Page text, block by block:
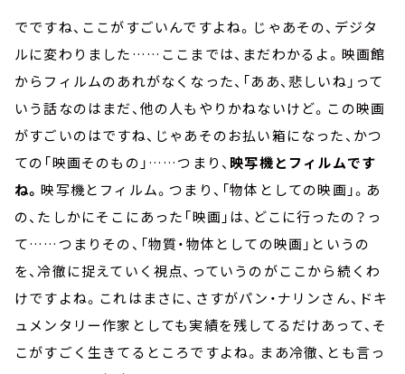
でですね、ここがすごいんですよね。じゃあその、デジタ
ルに変わりました……ここまでは、まだわかるよ。映画館
からフィルムのあれがなくなった、「ああ、悲しいね」って
いう話なのはまだ、他の人もやりかねないけど。この映画
がすごいのはですね、じゃあそのお払い箱になった、かつ
ての「映画そのもの」……つまり、 映写機とフィルムです
ね。映写機とフィルム。つまり、「物体としての映画」。あ
の、たしかにそこにあった「映画」は、どこに行ったの？っ
て……つまりその、「物質・物体としての映画」というの
を、冷徹に捉えていく視点、っていうのがここから続くわ
けですよね。これはまさに、さすがパン・ナリンさん、ドキ
ュメンタリー作家としても実績を残してるだけあって、そ
こがすごく生きてるところですよね。まあ冷徹、とも言っ